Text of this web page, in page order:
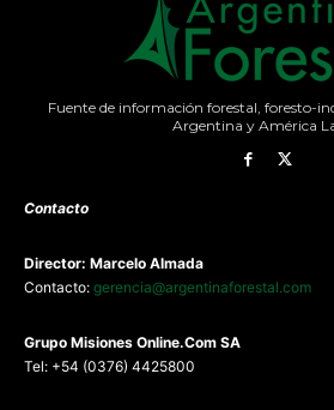
Fuente de información forestal, foresto-
Argentina y América
Contacto
Director: Marcelo Almada
Contacto: gerencia@argentinaforestal.com
Grupo Misiones Online.Com SA
Tel: +54 (0376) 4425800